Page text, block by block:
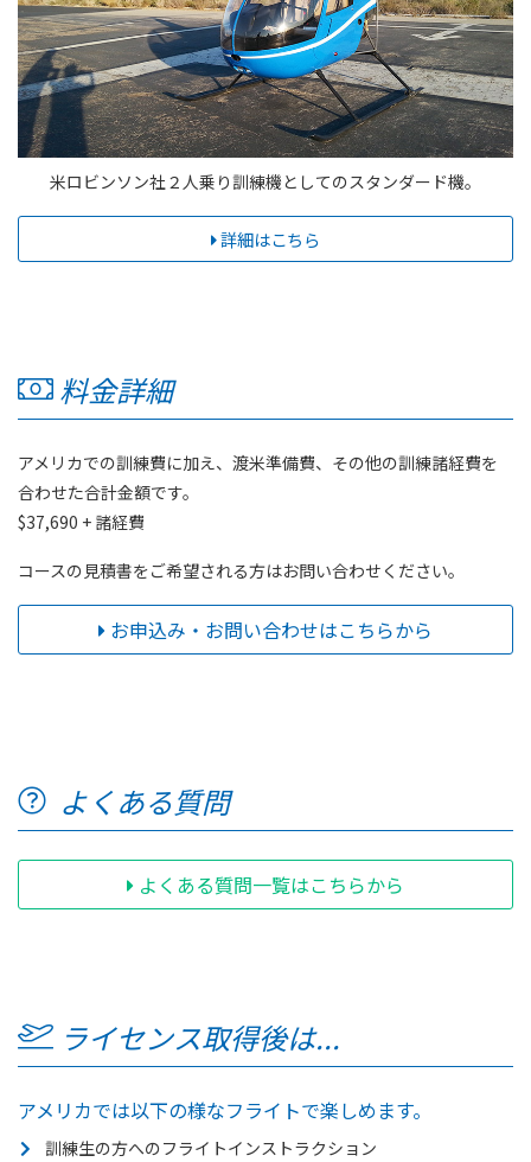
米ロビンソン社２人乗り訓練機としてのスタンダード機。
詳細はこちら
料金詳細
アメリカでの訓練費に加え、渡米準備費、その他の訓練諸経費を
合わせた合計金額です。
$37,690 + 諸経費
コースの見積書をご希望される方はお問い合わせください。
お申込み・お問い合わせはこちらから
よくある質問
よくある質問一覧はこちらから
ライセンス取得後は...
アメリカでは以下の様なフライトで楽しめます。
訓練生の方へのフライトインストラクション